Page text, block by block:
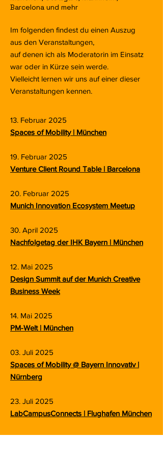
Barcelona und mehr
Im folgenden findest du einen Auszug
aus den Veranstaltungen,
auf denen ich als Moderatorin im Einsatz
war oder in Kürze sein werde.
Vielleicht lernen wir uns auf einer dieser
Veranstaltungen kennen.
13. Februar 2025
Spaces of Mobility | München
19. Februar 2025
Venture Client Round Table | Barcelona
20. Februar 2025
Munich Innovation Ecosystem Meetup
30. April 2025
Nachfolgetag der IHK Bayern | München
12. Mai 2025
Design Summit auf der Munich Creative
Business Week
14. Mai 2025
PM-Welt | München
03. Juli 2025
Spaces of Mobility @ Bayern Innovativ |
Nürnberg
23. Juli 2025
LabCampusConnects | Flughafen München
20. November 2025